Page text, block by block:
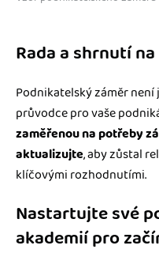
Rada a shrnutí
Podnikatelský záměr
průvodce pro vaše
zaměřenou na potřeby
aktualizujte, aby zůstal
klíčovými rozhodnutími.
Nastartujte své
akademií pro